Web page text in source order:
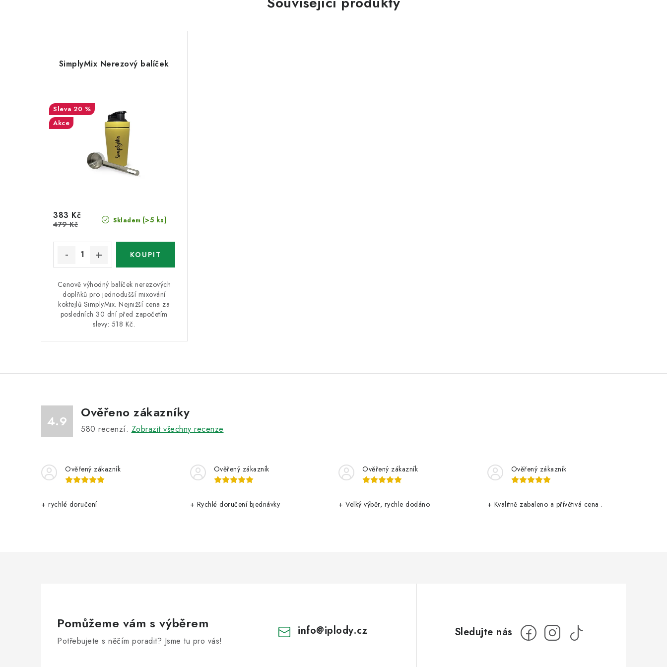
SimplyMix Nerezový balíček
20 %
Akce
Skladem (>5 ks)
383 Kč
479 Kč
Cenově výhodný balíček nerezových
doplňků pro jednodušší mixování
koktejlů SimplyMix. Nejnižší cena za
posledních 30 dní před započetím
slevy: 518 Kč.
4.9
Ověřeno zákazníky
580 recenzí. Zobrazit všechny recenze
Ověřený zákazník
+ rychlé doručení
Ověřený zákazník
+ Rychlé doručení bjednávky
Ověřený zákazník
+ Velký výběr, rychle dodáno
Ověřený zákazník
+ Kvalitně zabaleno a přívětivá cena .
Pomůžeme vám s výběrem
Potřebujete s něčím poradit? Jsme tu pro vás!
info@iplody.cz